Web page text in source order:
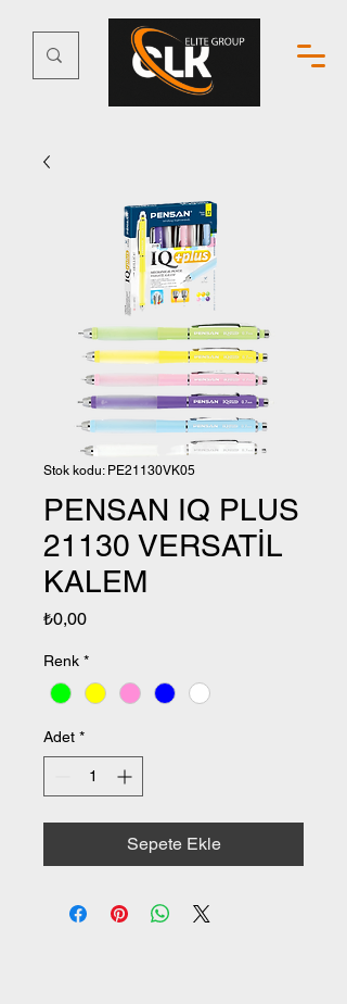
Stok kodu: PE21130VK05
PENSAN IQ PLUS
21130 VERSATİL
KALEM
₺0,00Fiyat
Renk *
Adet *
Sepete Ekle